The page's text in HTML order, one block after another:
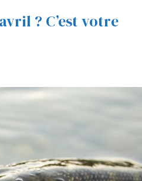
? C’est votre